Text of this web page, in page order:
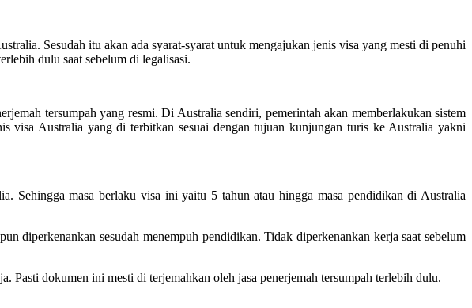
Sesudah itu akan ada syarat-syarat untuk mengajukan jenis visa yang mesti di penuhi
dulu saat sebelum di legalisasi.
tersumpah yang resmi. Di Australia sendiri, pemerintah akan memberlakukan sistem
visa Australia yang di terbitkan sesuai dengan tujuan kunjungan turis ke Australia yakni
Sehingga masa berlaku visa ini yaitu 5 tahun atau hingga masa pendidikan di Australia
diperkenankan sesudah menempuh pendidikan. Tidak diperkenankan kerja saat sebelum
dokumen ini mesti di terjemahkan oleh jasa penerjemah tersumpah terlebih dulu.